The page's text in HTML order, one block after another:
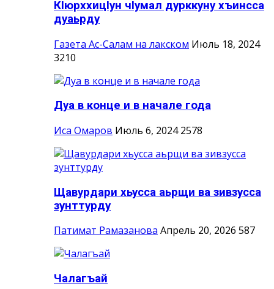
КIюрххицIун чIумал дурккуну хъинсса
дуаьрду
Газета Ас-Салам на лакском Июль 18, 2024
3210
Дуа в конце и в начале года
Иса Омаров Июль 6, 2024 2578
Щавурдари хьусса аьрщи ва зивзусса
зунттурду
Патимат Рамазанова Апрель 20, 2026 587
Чалагъай